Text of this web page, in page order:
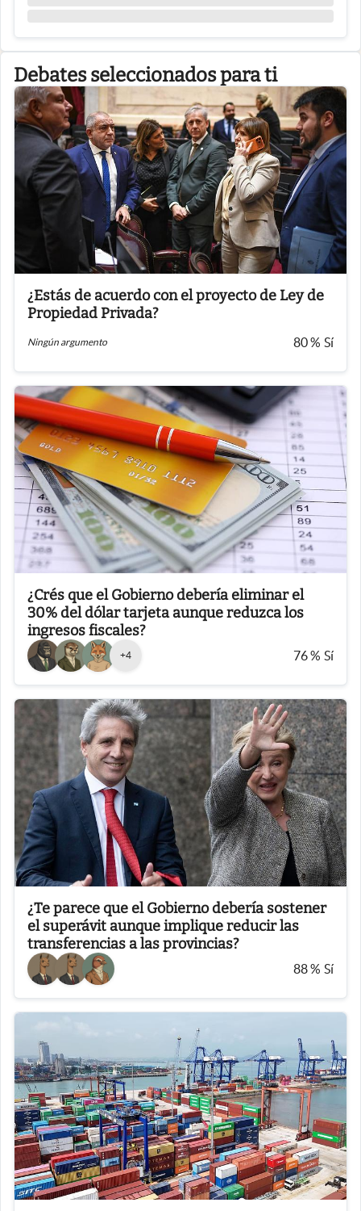
Debates seleccionados para ti
¿Estás de acuerdo con el proyecto de Ley de
Propiedad Privada?
Ningún argumento 80% Sí
¿Crés que el Gobierno debería eliminar el
30% del dólar tarjeta aunque reduzca los
ingresos fiscales?
+4 76% Sí
¿Te parece que el Gobierno debería sostener
el superávit aunque implique reducir las
transferencias a las provincias?
88% Sí